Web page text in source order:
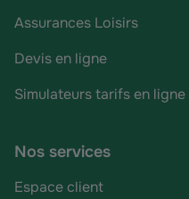
Assurances Loisirs
Devis en ligne
Simulateurs tarifs en ligne
Nos services
Espace client